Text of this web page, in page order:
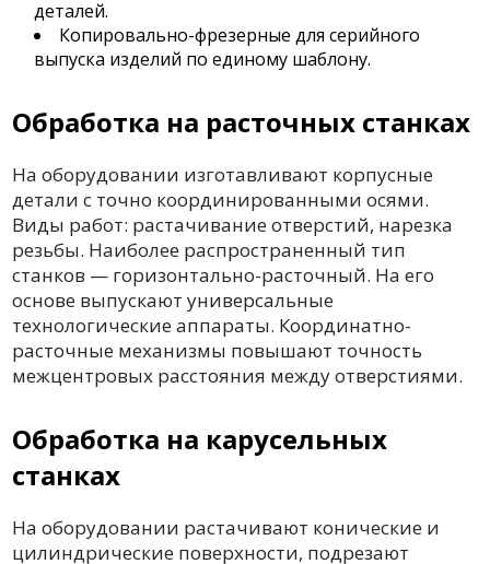
деталей.
Копировально-фрезерные для серийного
выпуска изделий по единому шаблону.
Обработка на расточных станках
На оборудовании изготавливают корпусные
детали с точно координированными осями.
Виды работ: растачивание отверстий, нарезка
резьбы. Наиболее распространенный тип
станков — горизонтально-расточный. На его
основе выпускают универсальные
технологические аппараты. Координатно-
расточные механизмы повышают точность
межцентровых расстояния между отверстиями.
Обработка на карусельных
станках
На оборудовании растачивают конические и
цилиндрические поверхности, подрезают